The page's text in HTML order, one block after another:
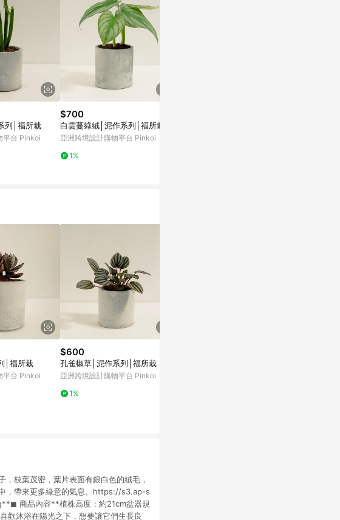
列│福所栽
平台 Pinkoi
$700
白雲蔓綠絨│泥作系列│福所栽
亞洲跨境設計購物平台 Pinkoi
1%
│福所栽
平台 Pinkoi
$600
孔雀椒草│泥作系列│福所栽
亞洲跨境設計購物平台 Pinkoi
1%
葉茂密，葉片表面有銀白色的絨毛，
，帶來更多綠意的氣息。https://s3.ap-s
商品內容**植株高度：約21cm盆器規
沐浴在陽光之下，想要讓它們生長良